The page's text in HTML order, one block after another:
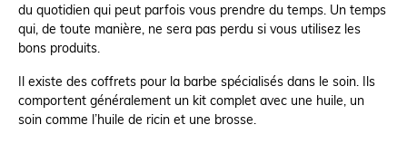
du quotidien qui peut parfois vous prendre du temps. Un temps
qui, de toute manière, ne sera pas perdu si vous utilisez les
bons produits.
Il existe des coffrets pour la barbe spécialisés dans le soin. Ils
comportent généralement un kit complet avec une huile, un
soin comme l’huile de ricin et une brosse.